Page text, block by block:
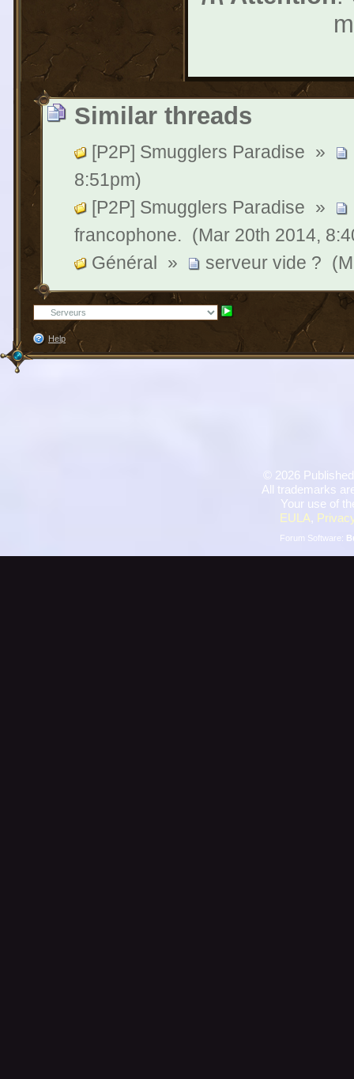
Similar threads
[P2P] Smugglers Paradise »
8:51pm)
[P2P] Smugglers Paradise »
francophone. (Mar 20th 2014,
Général
» serveur vide ?
Help
© 2026
All trademarks
Your use of
EULA,
Forum Software: